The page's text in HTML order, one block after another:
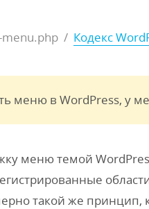
/ Кодекс
меню в WordPress, у
меню темой
такой же принцип,